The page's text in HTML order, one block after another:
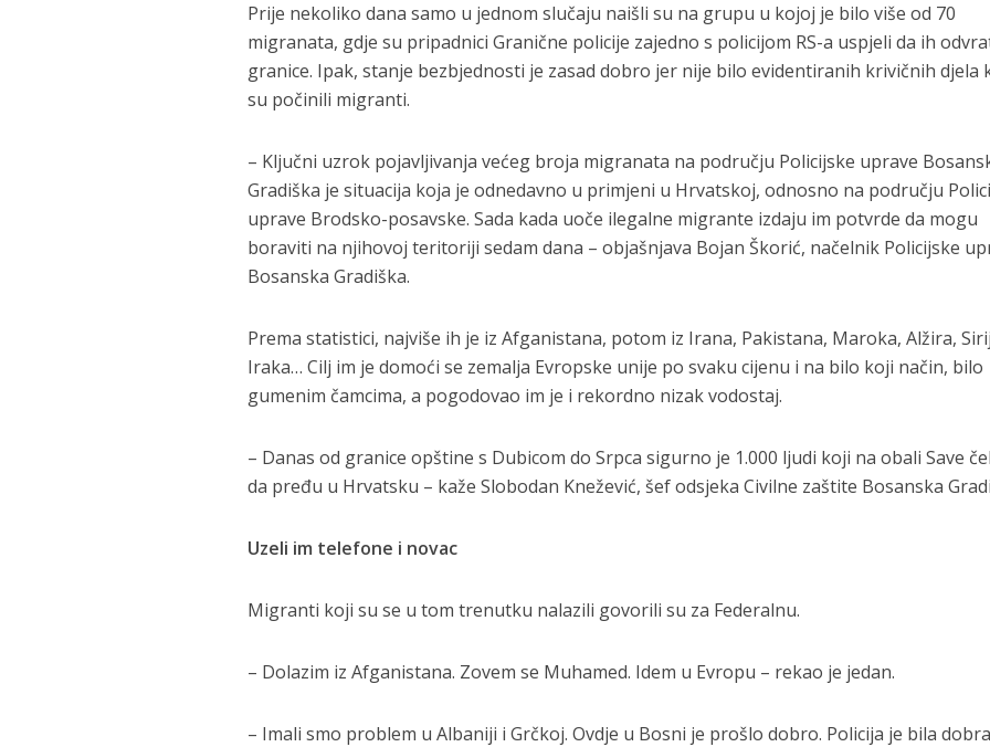
Prije nekoliko dana samo u jednom slučaju naišli su na grupu u kojoj je bilo više od 70
migranata, gdje su pripadnici Granične policije zajedno s policijom RS-a uspjeli da ih
granice. Ipak, stanje bezbjednosti je zasad dobro jer nije bilo evidentiranih krivičnih djela
su počinili migranti.
– Ključni uzrok pojavljivanja većeg broja migranata na području Policijske uprave
Gradiška je situacija koja je odnedavno u primjeni u Hrvatskoj, odnosno na području
uprave Brodsko-posavske. Sada kada uoče ilegalne migrante izdaju im potvrde da mogu
boraviti na njihovoj teritoriji sedam dana – objašnjava Bojan Škorić, načelnik Policijske
Bosanska Gradiška.
Prema statistici, najviše ih je iz Afganistana, potom iz Irana, Pakistana, Maroka, Alžira,
Iraka… Cilj im je domoći se zemalja Evropske unije po svaku cijenu i na bilo koji način, bilo
gumenim čamcima, a pogodovao im je i rekordno nizak vodostaj.
– Danas od granice opštine s Dubicom do Srpca sigurno je 1.000 ljudi koji na obali Save
da pređu u Hrvatsku – kaže Slobodan Knežević, šef odsjeka Civilne zaštite Bosanska
Uzeli im telefone i novac
Migranti koji su se u tom trenutku nalazili govorili su za Federalnu.
– Dolazim iz Afganistana. Zovem se Muhamed. Idem u Evropu – rekao je jedan.
– Imali smo problem u Albaniji i Grčkoj. Ovdje u Bosni je prošlo dobro. Policija je bila